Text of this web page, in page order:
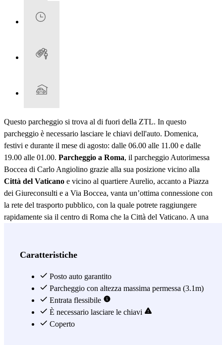
Questo parcheggio si trova al di fuori della ZTL. In questo
parcheggio è necessario lasciare le chiavi dell'auto. Domenica,
festivi e durante il mese di agosto: dalle 06.00 alle 11.00 e dalle
19.00 alle 01.00. Parcheggio a Roma, il parcheggio Autorimessa
Boccea di Carlo Angiolino grazie alla sua posizione vicino alla
Città del Vaticano e vicino al quartiere Aurelio, accanto a Piazza
dei Giureconsulti e a Via Boccea, vanta un’ottima connessione con
la rete del trasporto pubblico, con la quale potrete raggiungere
rapidamente sia il centro di Roma che la Città del Vaticano. A una
monumentale pubblico di Roma, dove potrete passare una giornata
vicina Villa Piccolomini. Sempre a 20 minuti circa si trova anche la
stazione ferroviaria Valle Aurelia, grazie alla quale potrete
raggiungere altri importanti quartieri di Roma come Balduina,
Tiburtina e Roma San Pietro. Il parcheggio Autorimessa Boccea di
Carlo Angiolino si trova abbastanza vicino alla Città del Vaticano, e
Caratteristiche
Posto auto garantito
Parcheggio con altezza massima permessa (3.1m)
Entrata flessibile
È necessario lasciare le chiavi
Coperto